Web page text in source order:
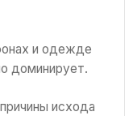
и одежде
доминирует.
исхода